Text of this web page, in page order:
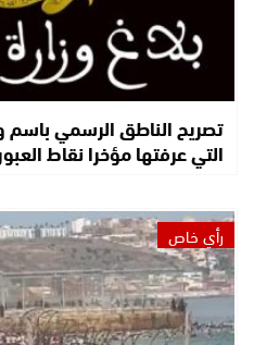
تصريح الناطق الرسمي باسم
التي عرفتها مؤخرا نقاط
رأي خاص